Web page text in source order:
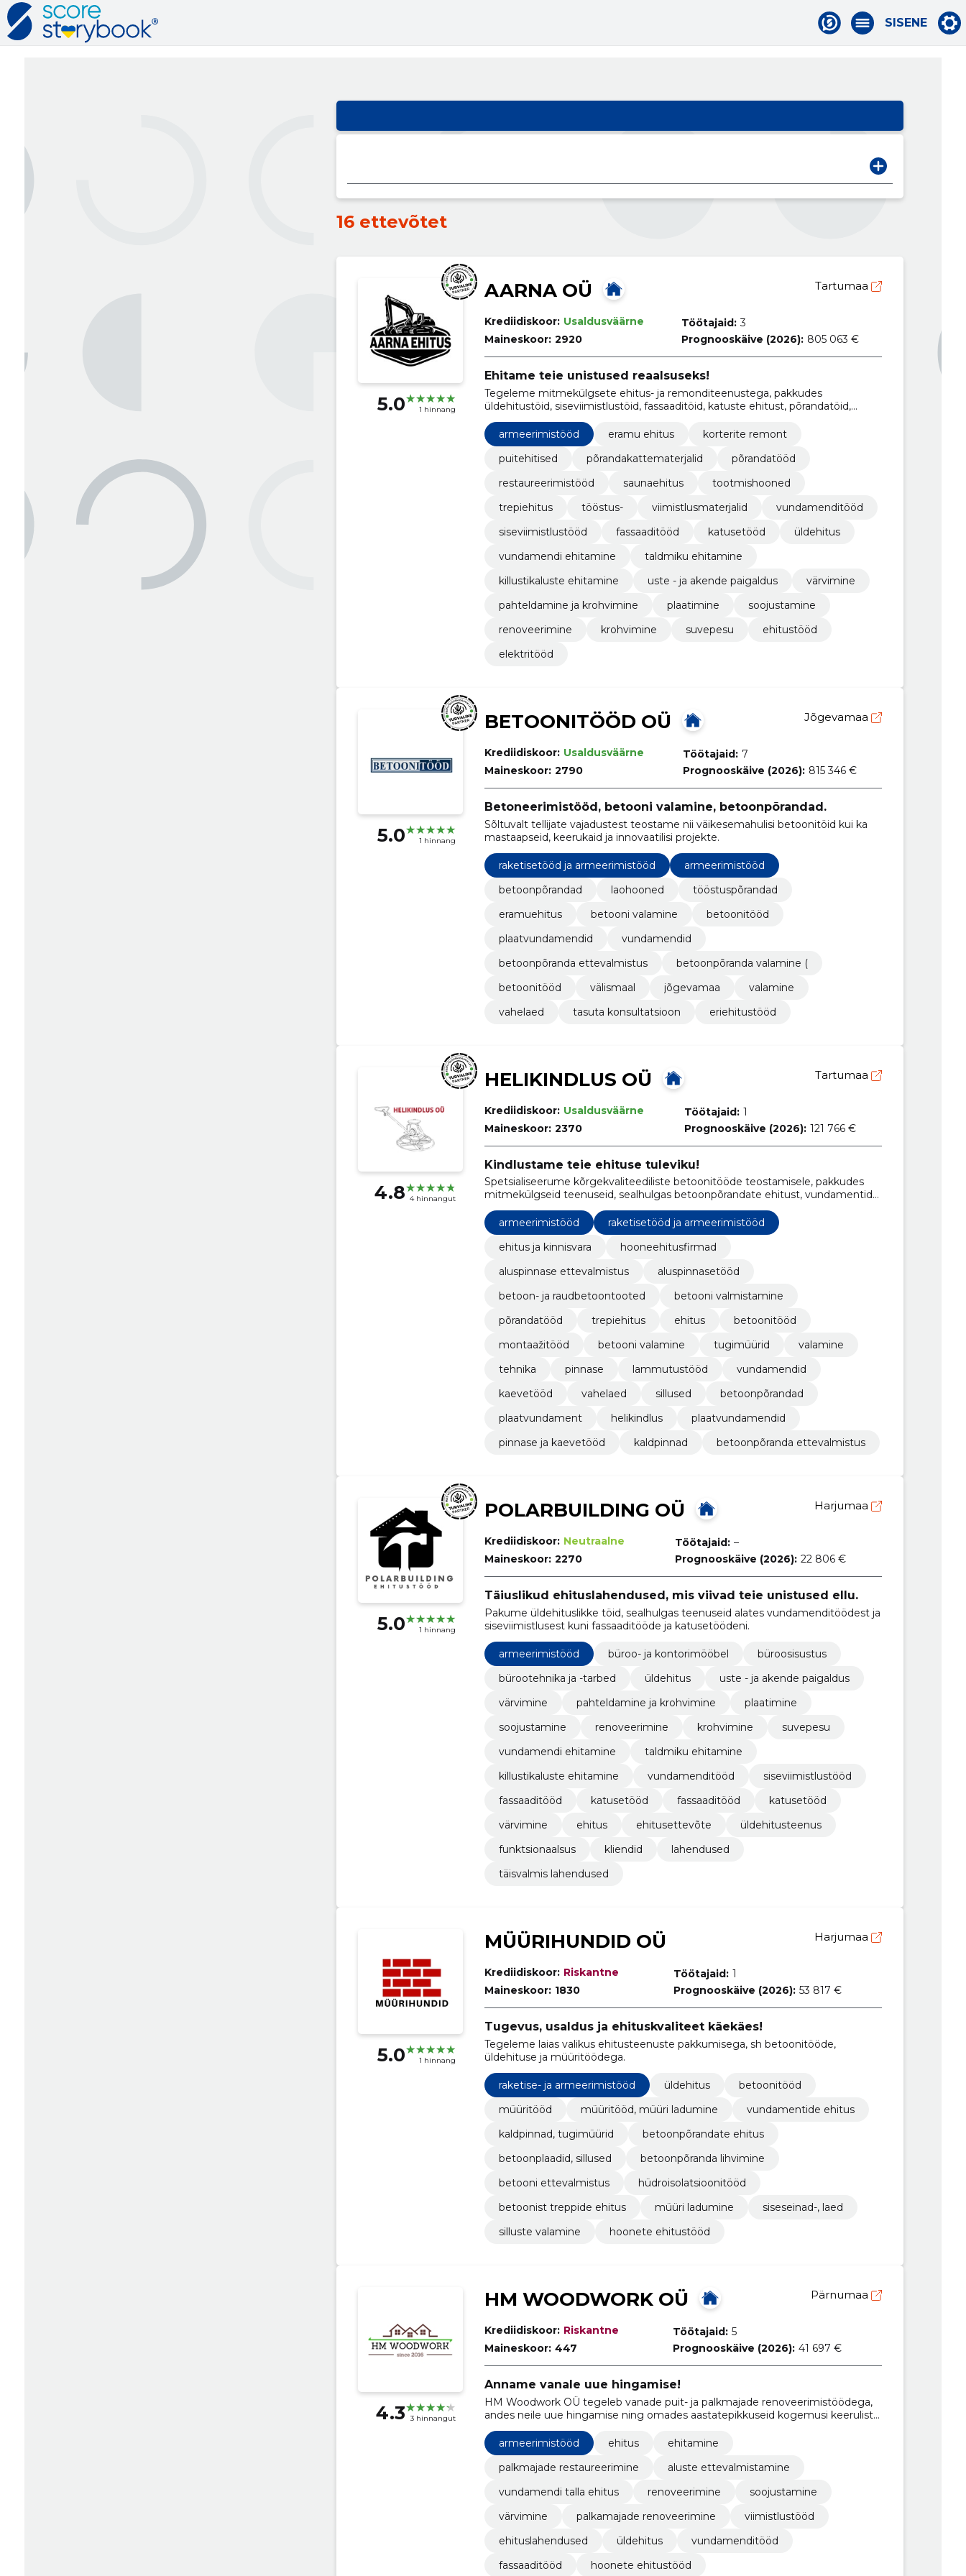
SISENE
16 ettevõtet
5.0 1 hinnang
AARNA OÜ Tartumaa
Krediidiskoor: Usaldusväärne
Maineskoor: 2920
Töötajaid: 3
Prognooskäive (2026): 805 063 €
Ehitame teie unistused reaalsuseks!
Tegeleme mitmekülgsete ehitus- ja remonditeenustega, pakkudes
üldehitustöid, siseviimistlustöid, fassaaditöid, katuste ehitust, põrandatöid,
santehnilisi töid, elektritöid ning renoveerimist.
armeerimistööd
eramu ehitus
korterite remont
puitehitised
põrandakattematerjalid
põrandatööd
restaureerimistööd
saunaehitus
tootmishooned
trepiehitus
tööstus- viimistlusmaterjalid
vundamenditööd
siseviimistlustööd
fassaaditööd katusetööd
üldehitus
vundamendi ehitamine
taldmiku ehitamine
killustikaluste ehitamine
uste - ja akende paigaldus
värvimine
pahteldamine ja krohvimine
plaatimine
soojustamine
renoveerimine
krohvimine suvepesu
ehitustööd
elektritööd
5.0 1 hinnang
BETOONITÖÖD OÜ Jõgevamaa
Krediidiskoor: Usaldusväärne
Maineskoor: 2790
Töötajaid: 7
Prognooskäive (2026): 815 346 €
Betoneerimistööd, betooni valamine, betoonpõrandad.
Sõltuvalt tellijate vajadustest teostame nii väikesemahulisi betoonitöid kui ka
mastaapseid, keerukaid ja innovaatilisi projekte.
raketisetööd ja armeerimistööd
armeerimistööd
betoonpõrandad
laohooned
tööstuspõrandad
eramuehitus
betooni valamine
betoonitööd
plaatvundamendid
vundamendid
betoonpõranda ettevalmistus
betoonpõranda valamine (
betoonitööd
välismaal jõgevamaa
valamine
vahelaed
tasuta konsultatsioon eriehitustööd
4.8 4 hinnangut
HELIKINDLUS OÜ Tartumaa
Krediidiskoor: Usaldusväärne
Maineskoor: 2370
Töötajaid: 1
Prognooskäive (2026): 121 766 €
Kindlustame teie ehituse tuleviku!
Spetsialiseerume kõrgekvaliteediliste betoonitööde teostamisele, pakkudes
mitmekülgseid teenuseid, sealhulgas betoonpõrandate ehitust, vundamentide
rajamist, betoontreppide paigaldust ning pinnase- ja kaevetöid.
armeerimistööd
raketisetööd ja armeerimistööd
ehitus ja kinnisvara
hooneehitusfirmad
aluspinnase ettevalmistus
aluspinnasetööd
betoon- ja raudbetoontooted
betooni valmistamine
põrandatööd
trepiehitus ehitus
betoonitööd
montaažitööd
betooni valamine tugimüürid
valamine
tehnika
pinnase lammutustööd
vundamendid
kaevetööd
vahelaed sillused
betoonpõrandad
plaatvundament
helikindlus
plaatvundamendid
pinnase ja kaevetööd
kaldpinnad betoonpõranda ettevalmistus
5.0 1 hinnang
POLARBUILDING OÜ Harjumaa
Krediidiskoor: Neutraalne
Maineskoor: 2270
Töötajaid: –
Prognooskäive (2026): 22 806 €
Täiuslikud ehituslahendused, mis viivad teie unistused ellu.
Pakume üldehituslikke töid, sealhulgas teenuseid alates vundamenditöödest ja
siseviimistlusest kuni fassaaditööde ja katusetöödeni.
armeerimistööd büroo- ja kontorimööbel
büroosisustus
bürootehnika ja -tarbed
üldehitus
uste - ja akende paigaldus
värvimine
pahteldamine ja krohvimine
plaatimine
soojustamine
renoveerimine krohvimine
suvepesu
vundamendi ehitamine
taldmiku ehitamine
killustikaluste ehitamine
vundamenditööd
siseviimistlustööd
fassaaditööd
katusetööd fassaaditööd
katusetööd
värvimine
ehitus ehitusettevõte
üldehitusteenus
funktsionaalsus
kliendid
lahendused
täisvalmis lahendused
5.0 1 hinnang
MÜÜRIHUNDID OÜ Harjumaa
Krediidiskoor: Riskantne
Maineskoor: 1830
Töötajaid: 1
Prognooskäive (2026): 53 817 €
Tugevus, usaldus ja ehituskvaliteet käekäes!
Tegeleme laias valikus ehitusteenuste pakkumisega, sh betoonitööde,
üldehituse ja müüritöödega.
raketise- ja armeerimistööd üldehitus
betoonitööd
müüritööd
müüritööd, müüri ladumine
vundamentide ehitus
kaldpinnad, tugimüürid
betoonpõrandate ehitus
betoonplaadid, sillused
betoonpõranda lihvimine
betooni ettevalmistus
hüdroisolatsioonitööd
betoonist treppide ehitus
müüri ladumine
siseseinad-, laed
silluste valamine
hoonete ehitustööd
4.3 3 hinnangut
HM WOODWORK OÜ Pärnumaa
Krediidiskoor: Riskantne
Maineskoor: 447
Töötajaid: 5
Prognooskäive (2026): 41 697 €
Anname vanale uue hingamise!
HM Woodwork OÜ tegeleb vanade puit- ja palkmajade renoveerimistöödega,
andes neile uue hingamise ning omades aastatepikkuseid kogemusi keeruliste
ehitusprojektide lahendamisel.
armeerimistööd
ehitus
ehitamine
palkmajade restaureerimine
aluste ettevalmistamine
vundamendi talla ehitus
renoveerimine
soojustamine
värvimine
palkamajade renoveerimine
viimistlustööd
ehituslahendused
üldehitus
vundamenditööd
fassaaditööd
hoonete ehitustööd